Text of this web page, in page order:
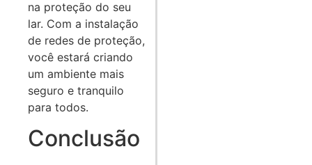
na proteção do seu
lar. Com a instalação
de redes de proteção,
você estará criando
um ambiente mais
seguro e tranquilo
para todos.
Conclusão